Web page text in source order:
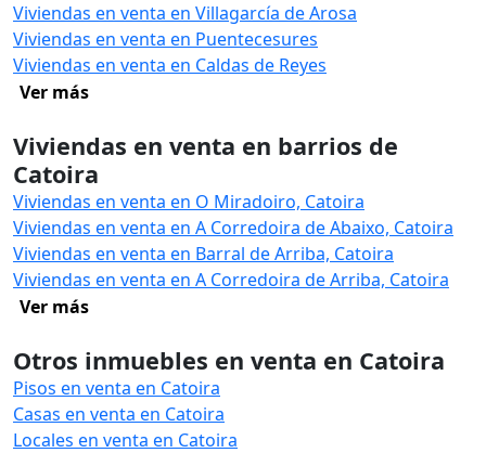
Viviendas en venta en Villagarcía de Arosa
Viviendas en venta en Puentecesures
Viviendas en venta en Caldas de Reyes
Ver más
Viviendas en venta en barrios de
Catoira
Viviendas en venta en O Miradoiro, Catoira
Viviendas en venta en A Corredoira de Abaixo, Catoira
Viviendas en venta en Barral de Arriba, Catoira
Viviendas en venta en A Corredoira de Arriba, Catoira
Ver más
Otros inmuebles en venta en Catoira
Pisos en venta en Catoira
Casas en venta en Catoira
Locales en venta en Catoira